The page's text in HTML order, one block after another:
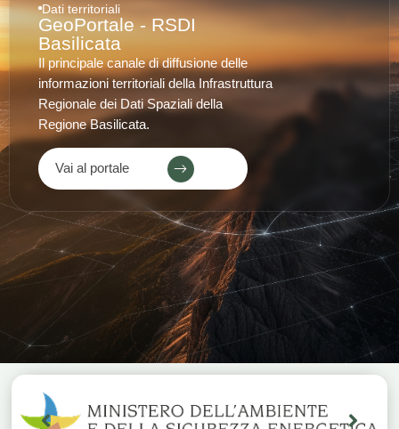
Dati territoriali
GeoPortale - RSDI
Basilicata
Il principale canale di diffusione delle
informazioni territoriali della Infrastruttura
Regionale dei Dati Spaziali della
Regione Basilicata.
Vai al portale